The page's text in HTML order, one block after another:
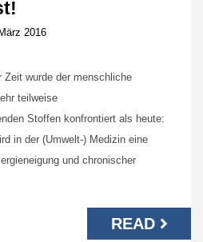
2016
Zeit wurde der menschliche
teilweise
Stoffen konfrontiert als heute:
in der (Umwelt-) Medizin eine
und chronischer
READ